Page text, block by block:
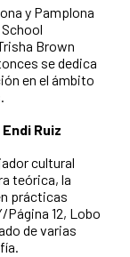
y Pamplona
Brown
se dedica
en el ámbito
Ruiz
cultural
teórica, la
prácticas
12, Lobo
de varias